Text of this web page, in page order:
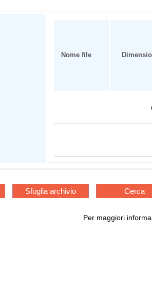
Nome file
Sfoglia archivio Cerca
Per maggiori